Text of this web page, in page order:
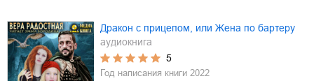
Дракон с прицепом, или Жена по бартеру
аудиокнига
5
Год написания книги 2022